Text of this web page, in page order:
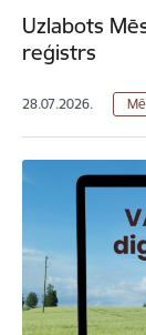
Uzlabots
reģistrs
28.07.2026.